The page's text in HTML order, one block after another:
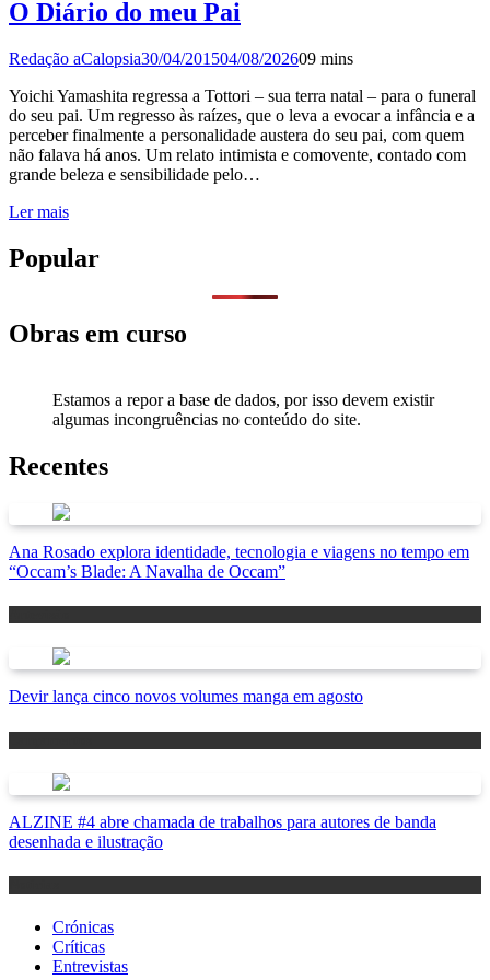
O Diário do meu Pai
Redação aCalopsia30/04/201504/08/202609 mins
Yoichi Yamashita regressa a Tottori – sua terra natal – para o funeral
do seu pai. Um regresso às raízes, que o leva a evocar a infância e a
perceber finalmente a personalidade austera do seu pai, com quem
não falava há anos. Um relato intimista e comovente, contado com
grande beleza e sensibilidade pelo…
Ler mais
Popular
Obras em curso
Estamos a repor a base de dados, por isso devem existir
algumas incongruências no conteúdo do site.
Recentes
Ana Rosado explora identidade, tecnologia e viagens no tempo em
“Occam’s Blade: A Navalha de Occam”
Devir lança cinco novos volumes manga em agosto
ALZINE #4 abre chamada de trabalhos para autores de banda
desenhada e ilustração
Crónicas
Críticas
Entrevistas